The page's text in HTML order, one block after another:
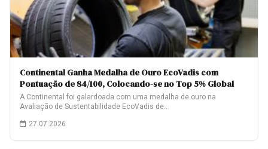
Continental Ganha Medalha de Ouro EcoVadis com
Pontuação de 84/100, Colocando-se no Top 5% Global
A Continental foi galardoada com uma medalha de ouro na
Avaliação de Sustentabilidade EcoVadis de…
27.07.2026